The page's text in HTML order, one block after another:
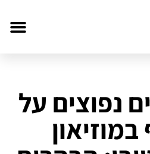
נפוצים על
במוזיאון